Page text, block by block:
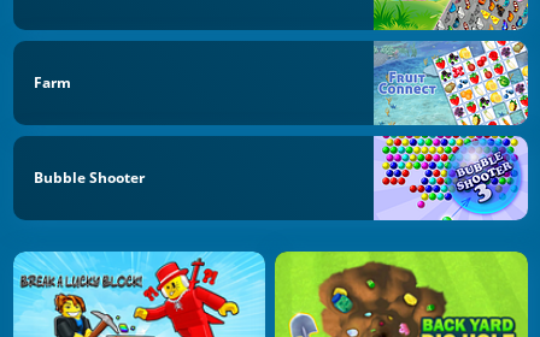
Farm
Bubble Shooter